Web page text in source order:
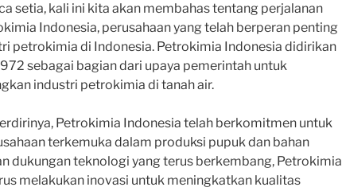
setia, kali ini kita akan membahas tentang perjalanan
Indonesia, perusahaan yang telah berperan penting
petrokimia di Indonesia. Petrokimia Indonesia didirikan
sebagai bagian dari upaya pemerintah untuk
industri petrokimia di tanah air.
Petrokimia Indonesia telah berkomitmen untuk
terkemuka dalam produksi pupuk dan bahan
dukungan teknologi yang terus berkembang, Petrokimia
melakukan inovasi untuk meningkatkan kualitas